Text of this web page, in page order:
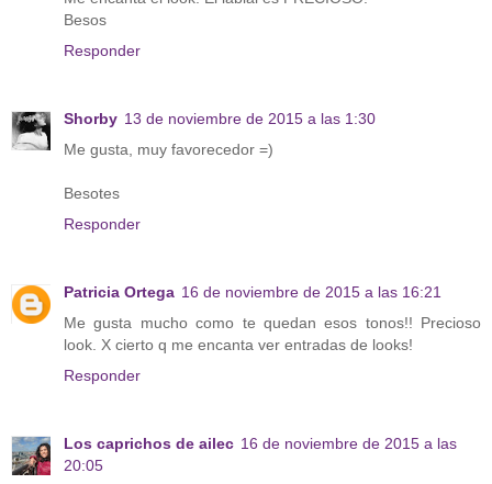
Besos
Responder
Shorby 13 de noviembre de 2015 a las 1:30
Me gusta, muy favorecedor =)
Besotes
Responder
Patricia Ortega 16 de noviembre de 2015 a las 16:21
Me gusta mucho como te quedan esos tonos!! Precioso
look. X cierto q me encanta ver entradas de looks!
Responder
Los caprichos de ailec 16 de noviembre de 2015 a las
20:05